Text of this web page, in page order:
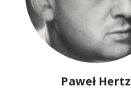
Paweł Hertz